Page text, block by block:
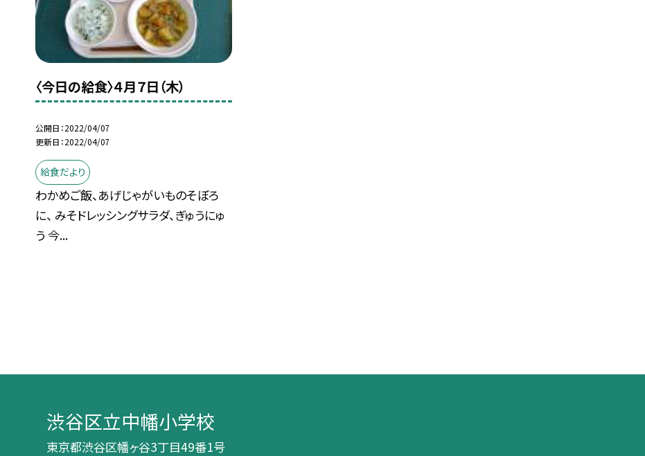
〈今日の給食〉４月７日（木）
公開日 2022/04/07
更新日 2022/04/07
給食だより
わかめご飯、あげじゃがいものそぼろ
に、 みそドレッシングサラダ、ぎゅうにゅ
う 今...
渋谷区立中幡小学校
東京都渋谷区幡ヶ谷3丁目49番1号